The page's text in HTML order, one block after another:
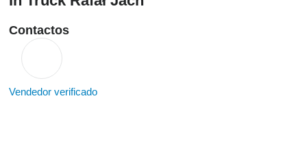
Contactos
Vendedor verificado